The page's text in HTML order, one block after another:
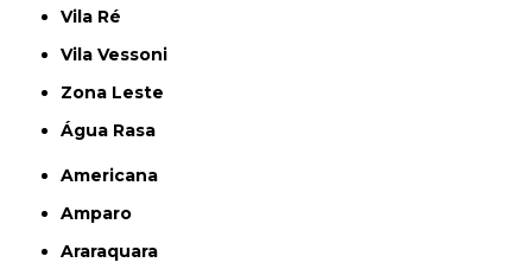
Vila Ré
Vila Vessoni
Zona Leste
Água Rasa
Americana
Amparo
Araraquara